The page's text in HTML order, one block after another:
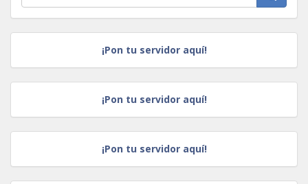
¡Pon tu servidor aquí!
¡Pon tu servidor aquí!
¡Pon tu servidor aquí!